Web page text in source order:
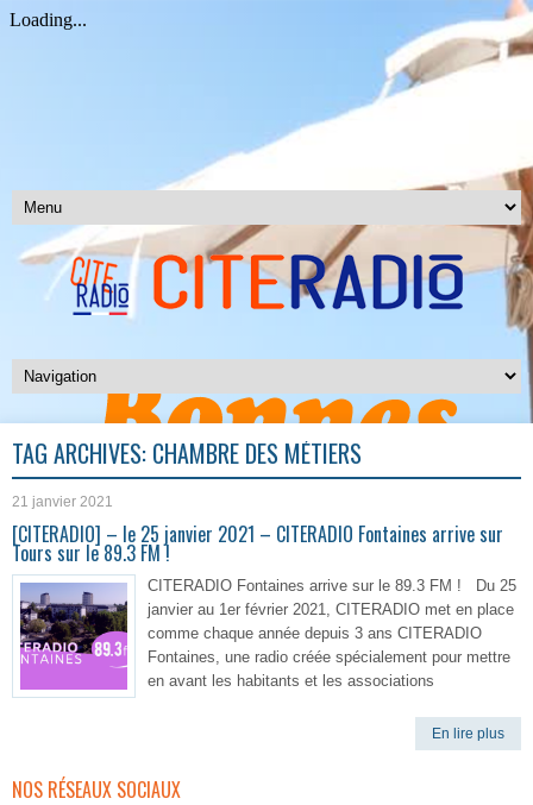
TAG ARCHIVES: CHAMBRE DES MÉTIERS
21 janvier 2021
[CITERADIO] – le 25 janvier 2021 – CITERADIO Fontaines arrive sur
Tours sur le 89.3 FM !
CITERADIO Fontaines arrive sur le 89.3 FM ! Du 25
janvier au 1er février 2021, CITERADIO met en place
comme chaque année depuis 3 ans CITERADIO
Fontaines, une radio créée spécialement pour mettre
en avant les habitants et les associations
En lire plus
NOS RÉSEAUX SOCIAUX